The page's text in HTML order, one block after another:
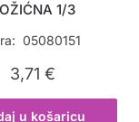
1/3
05080151
3,71 €
u košaricu